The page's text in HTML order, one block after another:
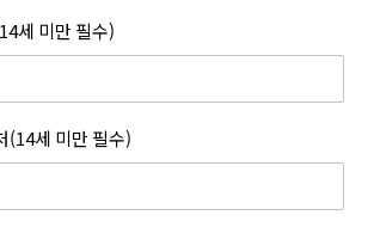
수집된 전자우편주소를 말합니다.
위하여 회원 스스로가 설정하여 사이트에
의 조합을 말합니다.
으로 이용되고 있으며, 개인정보보호를 위해
지고 있는지 알려드리고 개인정보취급방침을
이유 및 내용에 관하여 웹사이트 및 전자우편
.
및 이용목적
세 미만 필수)
(14세 미만 필수)